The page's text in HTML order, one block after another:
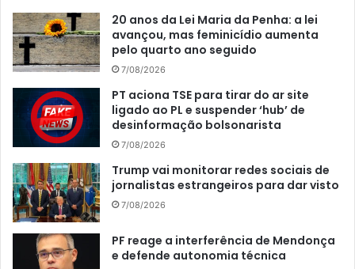
20 anos da Lei Maria da Penha: a lei
avançou, mas feminicídio aumenta
pelo quarto ano seguido
7/08/2026
PT aciona TSE para tirar do ar site
ligado ao PL e suspender ‘hub’ de
desinformação bolsonarista
7/08/2026
Trump vai monitorar redes sociais de
jornalistas estrangeiros para dar visto
7/08/2026
PF reage a interferência de Mendonça
e defende autonomia técnica